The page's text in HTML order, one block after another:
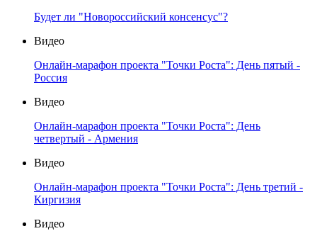
Будет ли "Новороссийский консенсус"?
Видео
Онлайн-марафон проекта "Точки Роста": День пятый -
Россия
Видео
Онлайн-марафон проекта "Точки Роста": День
четвертый - Армения
Видео
Онлайн-марафон проекта "Точки Роста": День третий -
Киргизия
Видео